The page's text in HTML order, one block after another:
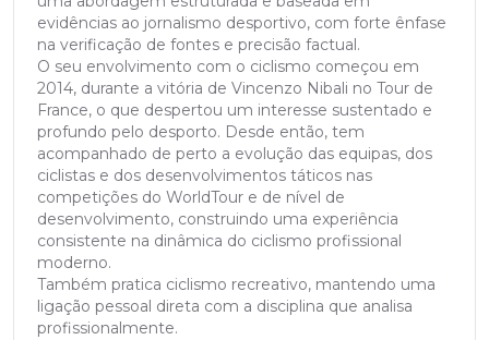
evidências ao jornalismo desportivo, com forte ênfase
na verificação de fontes e precisão factual.
O seu envolvimento com o ciclismo começou em
2014, durante a vitória de Vincenzo Nibali no Tour de
France, o que despertou um interesse sustentado e
profundo pelo desporto. Desde então, tem
acompanhado de perto a evolução das equipas, dos
ciclistas e dos desenvolvimentos táticos nas
competições do WorldTour e de nível de
desenvolvimento, construindo uma experiência
consistente na dinâmica do ciclismo profissional
moderno.
Também pratica ciclismo recreativo, mantendo uma
ligação pessoal direta com a disciplina que analisa
profissionalmente.